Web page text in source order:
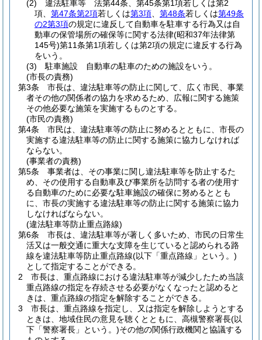
(2)
違法駐車等 法第44条、第45条第1項若しくは第2
項、 第47条第2項若しくは第3項 第48条若しくは第49条
の2第3項の規定に違反して自動車を駐車する行為又は自
動車の保管場所の確保等に関する法律(昭和37年法律第
145号)第11条第1項若しくは第2項の規定に違反する行為
をいう。
(3)
駐車施設 自動車の駐車のための施設をいう。
(市長の責務)
第3条
市長は、違法駐車等の防止に関して、広く市民、事業
者その他の関係者の協力を求めるため、広報に関する施策
その他必要な施策を実施するものとする。
(市民の責務)
第4条
市民は、違法駐車等の防止に努めるとともに、市長の
実施する違法駐車等の防止に関する施策に協力しなければ
ならない。
(事業者の責務)
第5条
事業者は、その事業に関し違法駐車等を防止するた
め、その使用する自動車及び事業所を訪問する者の使用す
る自動車のために必要な駐車施設の確保に努めるととも
に、市長の実施する違法駐車等の防止に関する施策に協力
しなければならない。
(違法駐車等防止重点路線)
第6条
市長は、違法駐車等が著しく多いため、市民の日常生
活又は一般交通に重大な支障を生じていると認められる路
線を違法駐車等防止重点路線(以下「重点路線」という。)
として指定することができる。
2
市長は、重点路線における違法駐車等が減少したため当該
重点路線の指定を存続させる必要がなくなったと認めると
きは、重点路線の指定を解除することができる。
3
市長は、重点路線を指定し、又は指定を解除しようとする
ときは、地域住民の意見を聴くとともに、高槻警察署長(以
下「警察署長」という。)その他の関係行政機関と協議する